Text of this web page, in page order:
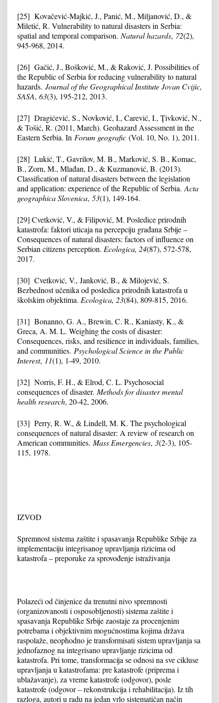
[25] Kovačević-Majkić, J., Panić, M., Miljanović, D., &
Miletić, R. Vulnerability to natural disasters in Serbia:
spatial and temporal comparison. Natural hazards, 72(2),
945-968, 2014.
[26] Gačić, J., Bošković, M., & Raković, J. Possibilities of
the Republic of Serbia for reducing vulnerability to natural
hazards. Journal of the Geographical Institute Jovan Cvijic,
SASA, 63(3), 195-212, 2013.
[27] Dragićević, S., Novković, I., Carević, I., Ţivković, N.,
& Tošić, R. (2011, March). Geohazard Assessment in the
Eastern Serbia. In Forum geografic (Vol. 10, No. 1), 2011.
[28] Lukić, T., Gavrilov, M. B., Marković, S. B., Komac,
B., Zorn, M., Mlađan, D., & Kuzmanović, B. (2013).
Classification of natural disasters between the legislation
and application: experience of the Republic of Serbia. Acta
geographica Slovenica, 53(1), 149-164.
[29] Cvetković, V., & Filipović, M. Posledice prirodnih
katastrofa: faktori uticaja na percepciju građana Srbije –
Consequences of natural disasters: factors of influence on
Serbian citizens perception. Ecologica, 24(87), 572-578,
2017.
[30] Cvetković, V., Janković, B., & Milojević, S.
Bezbednost učenika od posledica prirodnih katastrofa u
školskim objektima. Ecologica, 23(84), 809-815, 2016.
[31] Bonanno, G. A., Brewin, C. R., Kaniasty, K., &
Greca, A. M. L. Weighing the costs of disaster:
Consequences, risks, and resilience in individuals, families,
and communities. Psychological Science in the Public
Interest, 11(1), 1-49, 2010.
[32] Norris, F. H., & Elrod, C. L. Psychosocial
consequences of disaster. Methods for disaster mental
health research, 20-42, 2006.
[33] Perry, R. W., & Lindell, M. K. The psychological
consequences of natural disaster: A review of research on
American communities. Mass Emergencies, 3(2-3), 105-
115, 1978.
IZVOD
Spremnost sistema zaštite i spasavanja Republike Srbije za
implementaciju integrisanog upravljanja rizicima od
katastrofa – preporuke za sprovođenje istraživanja
Polazeći od činjenice da trenutni nivo spremnosti
(organizovanosti i osposobljenosti) sistema zaštite i
spasavanja Republike Srbije zaostaje za procenjenim
potrebama i objektivnim mogućnostima kojima država
raspolaže, neophodno je transformisati sistem upravljanja sa
jednofaznog na integrisano upravljanje rizicima od
katastrofa. Pri tome, transformacija se odnosi na sve cikluse
upravljanja u katastrofama: pre katastrofe (priprema i
ublažavanje), za vreme katastrofe (odgovor), posle
katastrofe (odgovor – rekonstrukcija i rehabilitacija). Iz tih
razloga, autori u radu na jedan vrlo sistematičan način